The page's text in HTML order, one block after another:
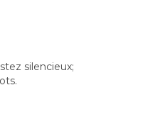
silencieux;